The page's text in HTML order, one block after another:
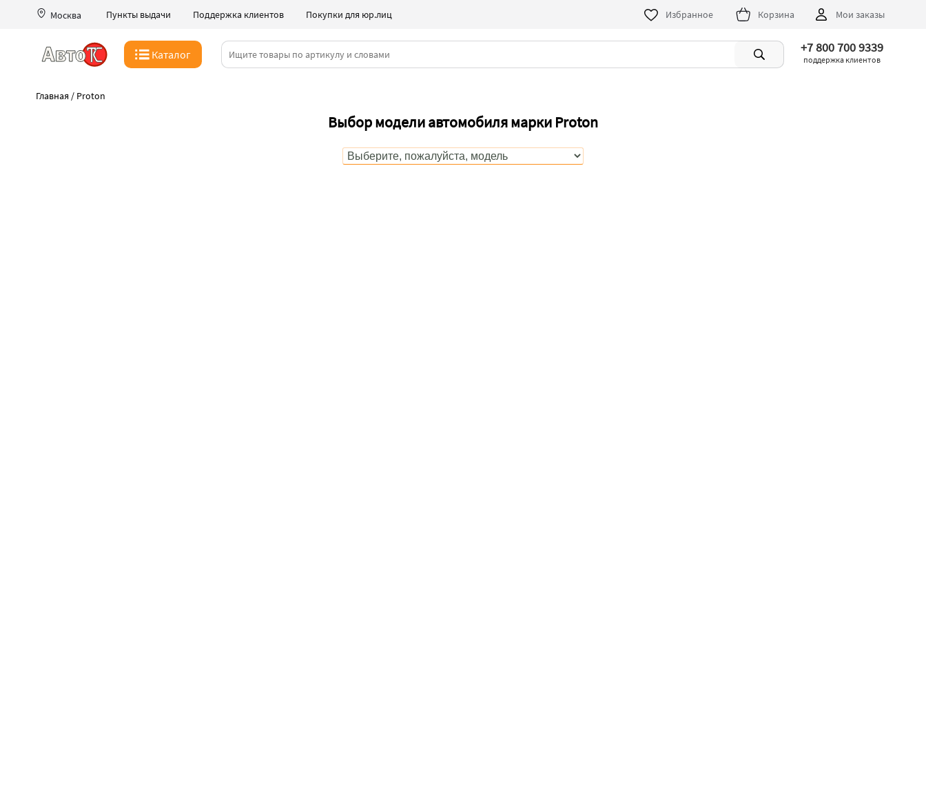
Москва Пункты выдачи Поддержка клиентов Покупки для юр.лиц Избранное Корзина Мои заказы
Каталог +7 800 700 9339
поддержка клиентов
Главная / Proton
Выбор модели автомобиля марки Proton